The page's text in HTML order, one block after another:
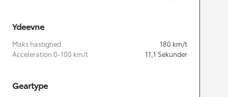
Ydeevne
Maks hastighed 180 km/t
Acceleration 0-100 km/t
11,1 Sekunder
Geartype